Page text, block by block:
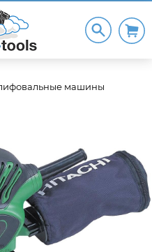
машины